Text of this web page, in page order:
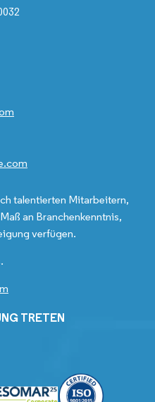
talentierten Mitarbeitern,
an Branchenkenntnis,
verfügen.
TRETEN